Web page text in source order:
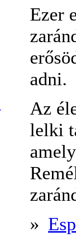
Ezer
adni.
Az
lelki
»